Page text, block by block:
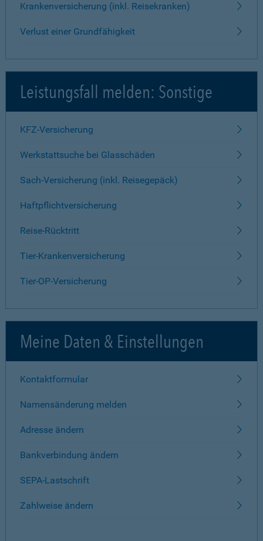
Krankenversicherung (inkl. Reisekranken)
Verlust einer Grundfähigkeit
Leistungsfall melden: Sonstige
KFZ-Versicherung
Werkstattsuche bei Glasschäden
Sach-Versicherung (inkl. Reisegepäck)
Haftpflichtversicherung
Reise-Rücktritt
Tier-Krankenversicherung
Tier-OP-Versicherung
Meine Daten & Einstellungen
Kontaktformular
Namensänderung melden
Adresse ändern
Bankverbindung ändern
SEPA-Lastschrift
Zahlweise ändern